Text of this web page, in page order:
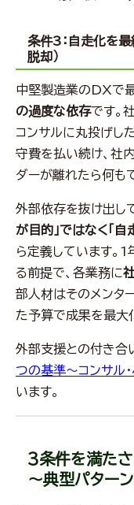
条件3：自走化を
脱却）
中堅製造業のDXで最
の過度な依存です。
コンサルに丸投げし
守費を払い続け、社
ダーが離れたら何も
外部依存を抜け出し
が目的」ではなく「自
ら定義しています。
る前提で、各業務に
部人材はそのメンタ
た予算で成果を最大
外部支援との付き合
つの基準～コンサル
います。
3条件を満たさ
～典型パター